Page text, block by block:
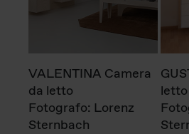
VALENTINA Camera
da letto
Fotografo: Lorenz
Sternbach
letto